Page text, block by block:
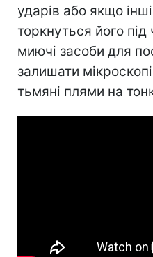
ударів або якщо
торкнуться його
миючі засоби для
залишати
тьмяні плями на